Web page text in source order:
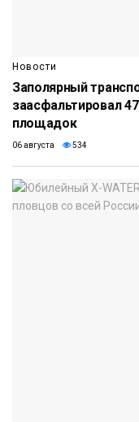
Новости
Заполярный
заасфальтировал
площадок
06 августа 534